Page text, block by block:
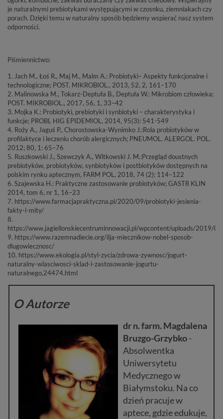
je naturalnymi prebiotykami występującymi w czosnku, ziemniakach czy
porach. Dzięki temu w naturalny sposób będziemy wspierać nasz system
odporności.
Piśmiennictwo:
1. Jach M., Łoś R., Maj M., Malm A.: Probiotyki– Aspekty funkcjonalne i
technologiczne; POST. MIKROBIOL., 2013, 52, 2, 161–170
2. Malinowska M., Tokarz-Deptuła B., Deptuła W.: Mikrobiom człowieka;
POST. MIKROBIOL., 2017, 56, 1, 33–42
3. Mojka K.: Probiotyki, prebiotyki i synbiotyki – charakterystyka i
funkcje; PROBL HIG EPIDEMIOL, 2014, 95(3): 541-549
4. Roży A., Jaguś P., Chorostowska-Wynimko J.:Rola probiotyków w
profilaktyce i leczeniu chorób alergicznych; PNEUMOL. ALERGOL. POL.
2012; 80, 1: 65–76
5. Ruszkowski J., Szewczyk A., Witkowski J. M.:Przegląd doustnych
prebiotyków, probiotyków, synbiotyków i postbiotyków dostępnych na
polskim rynku aptecznym, FARM POL, 2018, 74 (2): 114–122
6. Szajewska H.: Praktyczne zastosowanie probiotyków; GASTR KLIN
2014, tom 6, nr 1, 16–23
7. https://www.farmacjapraktyczna.pl/2020/09/probiotyki-jesienia-
fakty-i-mity/
8.
https://www.jagiellonskiecentruminnowacji.pl/wpcontent/uploads/2019/
9. https://www.razemnadiecie.org/ilja-miecznikow-nobel-sposob-
dlugowiecznosc/
10. https://www.ekologia.pl/styl-zycia/zdrowa-zywnosc/jogurt-
naturalny-wlasciwosci-sklad-i-zastosowanie-jogurtu-
naturalnego,24474.html
O Autorze
dr n. farm. Magdalena
Bruzgo-Grzybko-
Absolwentka
Uniwersytetu
Medycznego w
Białymstoku. Na co
dzień pracuje w
aptece, gdzie edukuje,